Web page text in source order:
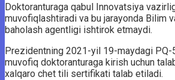
Doktoranturaga qabul Innovatsiya
muvofiqlashtiradi va bu jarayonda Bilim
baholash agentligi ishtirok etmaydi.
Prezidentning 2021-yil 19-maydagi
muvofiq doktoranturaga kirish uchun
xalqaro chet tili sertifikati talab etiladi.